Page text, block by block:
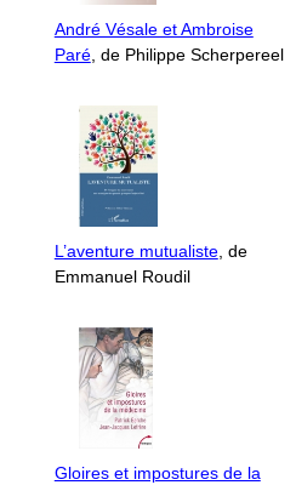
André Vésale et Ambroise
Paré, de Philippe Scherpereel
L’aventure mutualiste, de
Emmanuel Roudil
Gloires et impostures de la